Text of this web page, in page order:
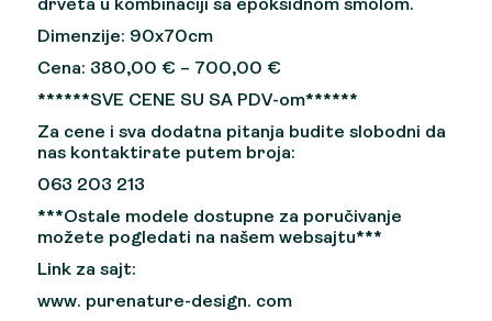
drveta u kombinaciji sa epoksidnom smolom.
Dimenzije: 90x70cm
Cena: 380,00 € – 700,00 €
******SVE CENE SU SA PDV-om******
Za cene i sva dodatna pitanja budite slobodni da
nas kontaktirate putem broja:
063 203 213
***Ostale modele dostupne za poručivanje
možete pogledati na našem websajtu***
Link za sajt:
www. purenature-design. com